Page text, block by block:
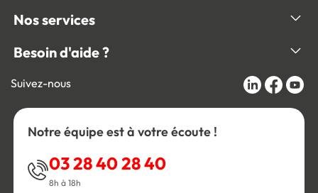
Nos services
Besoin d'aide ?
Suivez-nous
Notre équipe est à votre écoute !
03 28 40 28 40
8h à 18h